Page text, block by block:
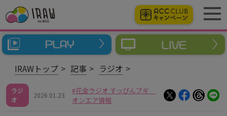
IRAWトップ 記事 ラジオ
ラジ
オ
2026.01.23
花金ラジオ すっぴんブギ
オンエア情報